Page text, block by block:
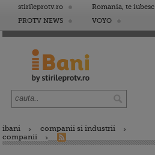
stirileprotv.ro Romania, te iubesc
PROTV NEWS
VOYO
ibani
companii si industrii
companii